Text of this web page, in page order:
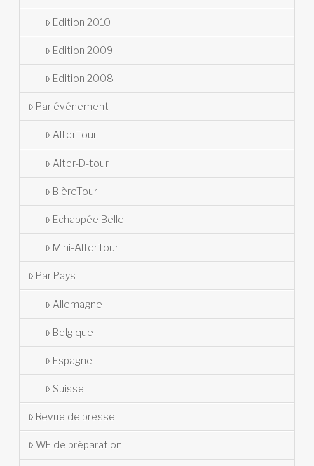
Edition 2010
Edition 2009
Edition 2008
Par événement
AlterTour
Alter-D-tour
BièreTour
Echappée Belle
Mini-AlterTour
Par Pays
Allemagne
Belgique
Espagne
Suisse
Revue de presse
WE de préparation